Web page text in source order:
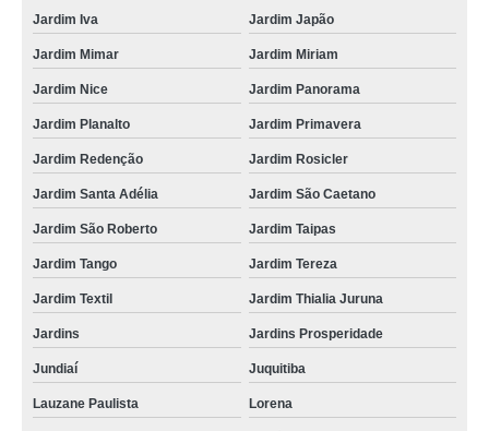
qual o valor de empacotadora de leite VL MATILDE
fornecedor de empacotadora leite Embu Guaçú
qual o valor de empacotadora de leite em saquinho Viçosa
qual o valor de empacotadora de leite pequena Pinhais
empacotadora de leite Cambé
empacotadora para leite preços Santa Luzia
empacotadora de leite automática preços VILA NOVA
empacotadora de leite pasteurizado Venâncio Aires
embaladora leite Itapecerica da Serra
empacotadora de leite preços Juquitiba
empacotadora de leite pasteurizado orçamento Vila União
fornecedor de embaladora de leite Lagoa Grande
Jardim Iva Jardim Japão
Jardim Mimar Jardim Miriam
Jardim Nice Jardim Panorama
Jardim Planalto Jardim Primavera
Jardim Redenção Jardim Rosicler
Jardim Santa Adélia Jardim São Caetano
Jardim São Roberto Jardim Taipas
Jardim Tango Jardim Tereza
Jardim Textil Jardim Thialia Juruna
Jardins Jardins Prosperidade
Jundiaí Juquitiba
Lauzane Paulista Lorena